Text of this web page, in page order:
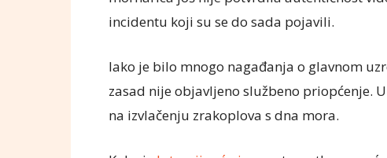
incidentu koji su se do sada pojavili.
Iako je bilo mnogo nagađanja o glavnom
zasad nije objavljeno službeno priopćenje.
na izvlačenju zrakoplova s dna mora.